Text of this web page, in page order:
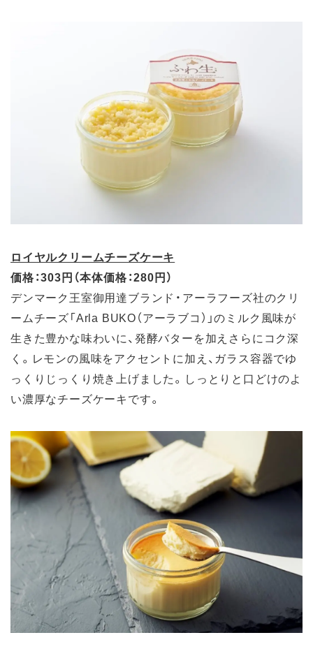
ロイヤルクリームチーズケーキ
価格：303円（本体価格：280円）
デンマーク王室御用達ブランド・アーラフーズ社のクリ
ームチーズ「Arla BUKO（アーラブコ）」のミルク風味が
生きた豊かな味わいに、発酵バターを加えさらにコク深
く。レモンの風味をアクセントに加え、ガラス容器でゆ
っくりじっくり焼き上げました。しっとりと口どけのよ
い濃厚なチーズケーキです。